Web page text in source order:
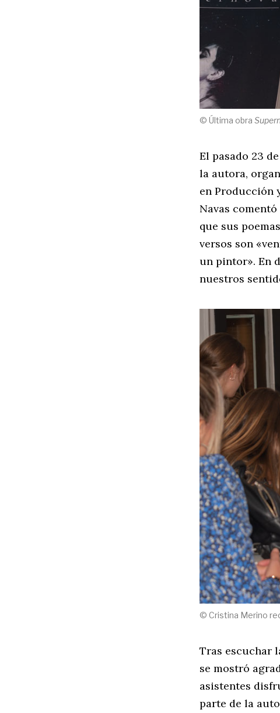
© Última obra
El pasado 23
la autora,
en Producción
Navas
que sus
versos son
un pintor». En
nuestros
© Cristina Merino
Tras escuchar
se mostró
asistentes
parte de la